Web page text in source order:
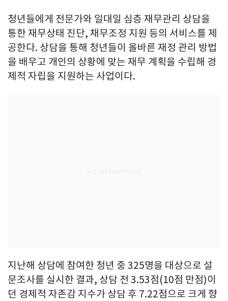
청년들에게 전문가와 일대일 심층 재무관리 상담을
통한 재무상태 진단, 채무조정 지원 등의 서비스를 제
공한다. 상담을 통해 청년들이 올바른 재정 관리 방법
을 배우고 개인의 상황에 맞는 재무 계획을 수립해 경
제적 자립을 지원하는 사업이다.
지난해 상담에 참여한 청년 중 325명을 대상으로 설
문조사를 실시한 결과, 상담 전 3.53점(10점 만점)이
던 경제적 자존감 지수가 상담 후 7.22점으로 크게 향